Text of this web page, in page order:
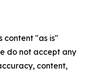
content "as is"
do not accept any
content,